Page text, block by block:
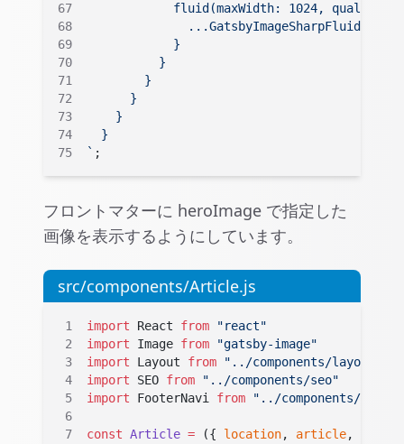
fluid(maxWidth: 1024, quality:
              ...GatsbyImageSharpFluid
            }
          }
        }
      }
    }
  }
` ;
フロントマターに heroImage で指定した
画像を表示するようにしています。
src/components/Article.js
import React from "react"
import Image from "gatsby-image"
import Layout from "../components/layout"
import SEO from "../components/seo"
import FooterNavi from "../components/
const Article = ({ location, article,